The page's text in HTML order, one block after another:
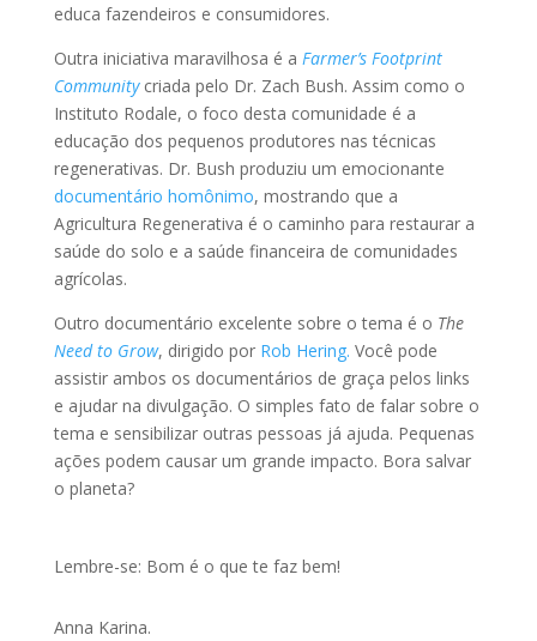
educa fazendeiros e consumidores.
Outra iniciativa maravilhosa é a Farmer’s Footprint
Community criada pelo Dr. Zach Bush. Assim como o
Instituto Rodale, o foco desta comunidade é a
educação dos pequenos produtores nas técnicas
regenerativas. Dr. Bush produziu um emocionante
documentário homônimo, mostrando que a
Agricultura Regenerativa é o caminho para restaurar a
saúde do solo e a saúde financeira de comunidades
agrícolas.
Outro documentário excelente sobre o tema é o The
Need to Grow, dirigido por Rob Hering. Você pode
assistir ambos os documentários de graça pelos links
e ajudar na divulgação. O simples fato de falar sobre o
tema e sensibilizar outras pessoas já ajuda. Pequenas
ações podem causar um grande impacto. Bora salvar
o planeta?
Lembre-se: Bom é o que te faz bem!
Anna Karina.